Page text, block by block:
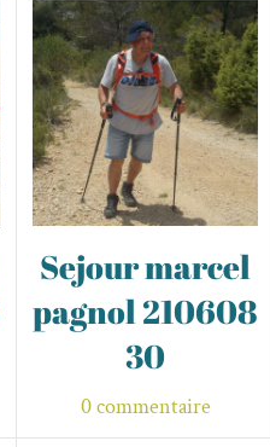
Sejour marcel
pagnol 210608
30
0 commentaire